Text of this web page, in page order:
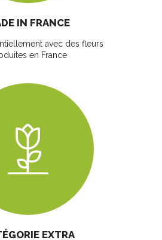
IN FRANCE
avec des fleurs
en France
EXTRA